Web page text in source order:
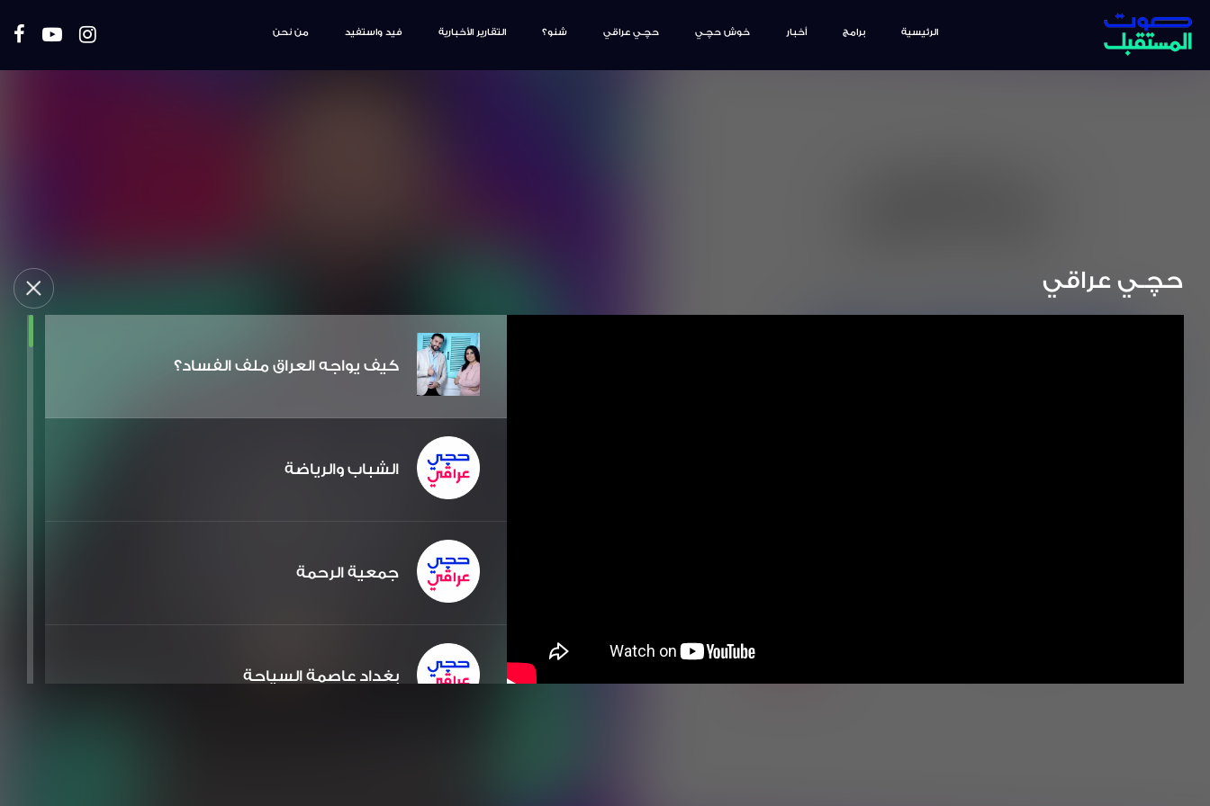
الرئيسية برامج أخبار خوش حچـي حچـي عراقي شنو؟ التقارير الأخبارية فيد واستفيد من نحن
حچـي عراقي
كيف يواجه العراق ملف الفساد؟
الشباب والرياضة
جمعية الرحمة
بغداد عاصمة السياحة